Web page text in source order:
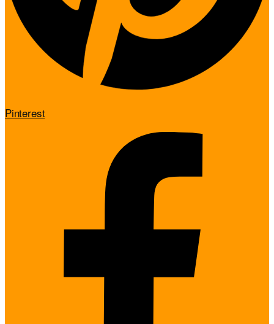
Pinterest